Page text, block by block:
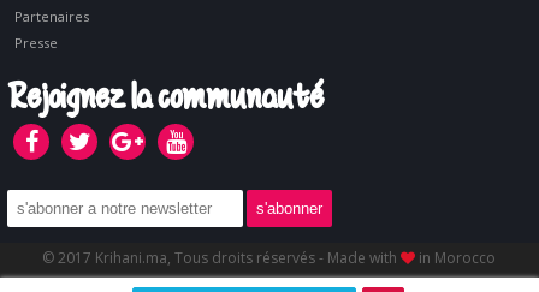
Partenaires
Presse
Rejoignez la communauté
© 2017 Krihani.ma, Tous droits réservés - Made with in Morocco